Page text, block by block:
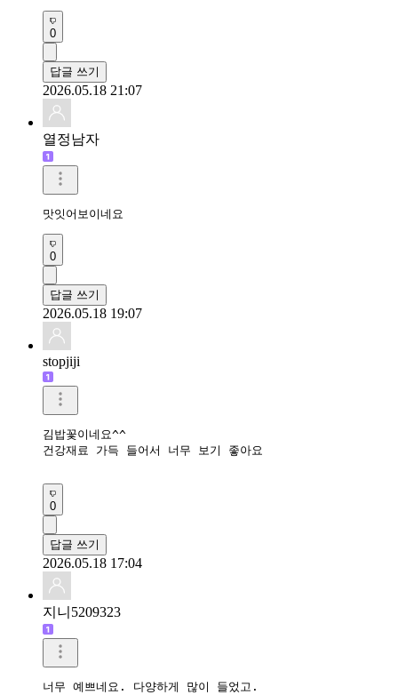
0
답글 쓰기
2026.05.18 21:07
열정남자
맛잇어보이네요
0
답글 쓰기
2026.05.18 19:07
stopjiji
김밥꽃이네요^^
건강재료 가득 들어서 너무 보기 좋아요
0
답글 쓰기
2026.05.18 17:04
지니5209323
너무 예쁘네요. 다양하게 많이 들었고.